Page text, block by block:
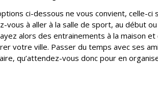
ci-dessous ne vous convient, celle-
vous à aller à la salle de sport, au début
alors des entrainements à la maison
votre ville. Passer du temps avec ses
qu’attendez-vous donc pour en